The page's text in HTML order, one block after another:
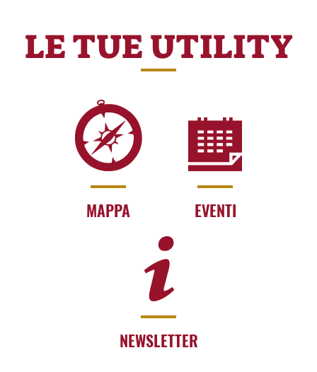
LE TUE UTILITY
MAPPA EVENTI
NEWSLETTER